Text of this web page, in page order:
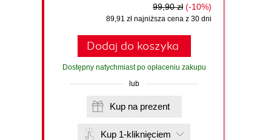
99,90 zł (-10%)
89,91 zł najniższa cena z 30 dni
Dodaj do koszyka
Dostępny natychmiast po opłaceniu zakupu
lub
Kup na prezent
Kup 1-kliknięciem